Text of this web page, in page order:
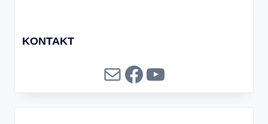
KONTAKT
MailFacebook
YouTube